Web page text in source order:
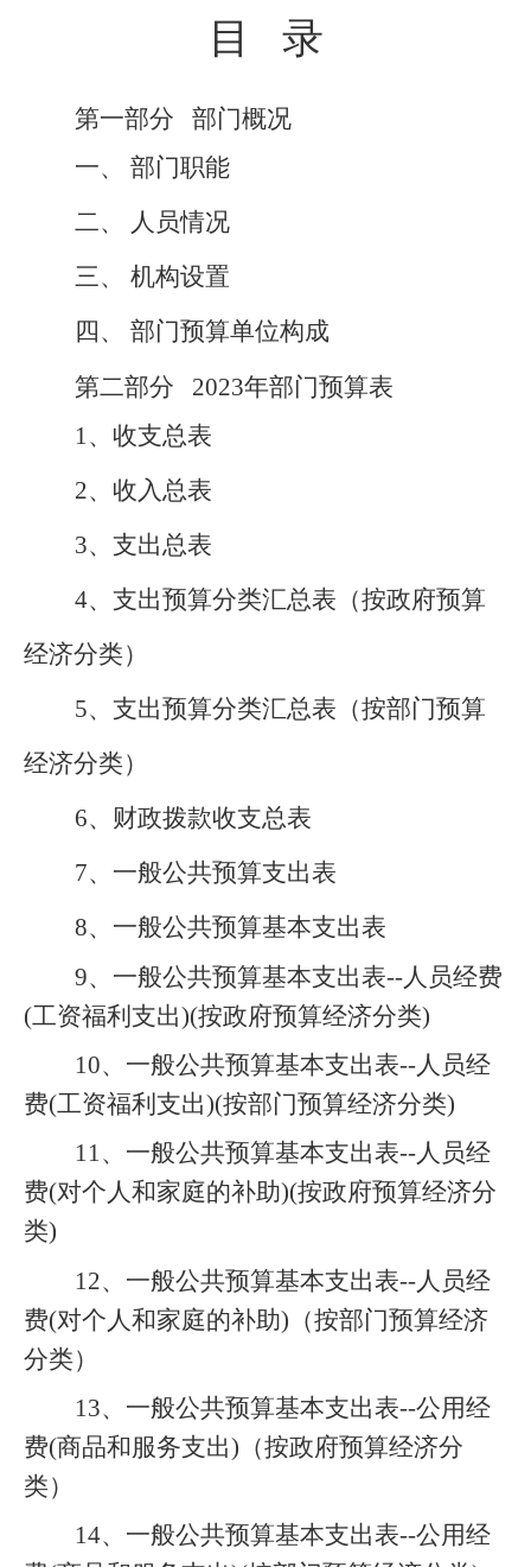
目 录
第一部分
部门概况
一、
部门职能
二、
人员情况
三、
机构设置
四、
部门预算单位构成
第二部分
2023年部门预算表
1 、收支总表
2、收入总表
3、支出总表
4、支出预算分类汇总表（按政府预算
经济分类）
5、支出预算分类汇总表（按部门预算
经济分类）
6、财政拨款收支总表
7、一般公共预算支出表
8、一般公共预算基本支出表
9、一般公共预算基本支出表--人员经费
(工资福利支出)(按政府预算经济分类)
10、一般公共预算基本支出表--人员经
费(工资福利支出)(按部门预算经济分类)
11、一般公共预算基本支出表--人员经
费(对个人和家庭的补助)(按政府预算经济分
类)
12、一般公共预算基本支出表--人员经
费(对个人和家庭的补助) （按部门预算经济
分类）
13、一般公共预算基本支出表--公用经
费(商品和服务支出) （按政府预算经济分
类）
14、一般公共预算基本支出表--公用经